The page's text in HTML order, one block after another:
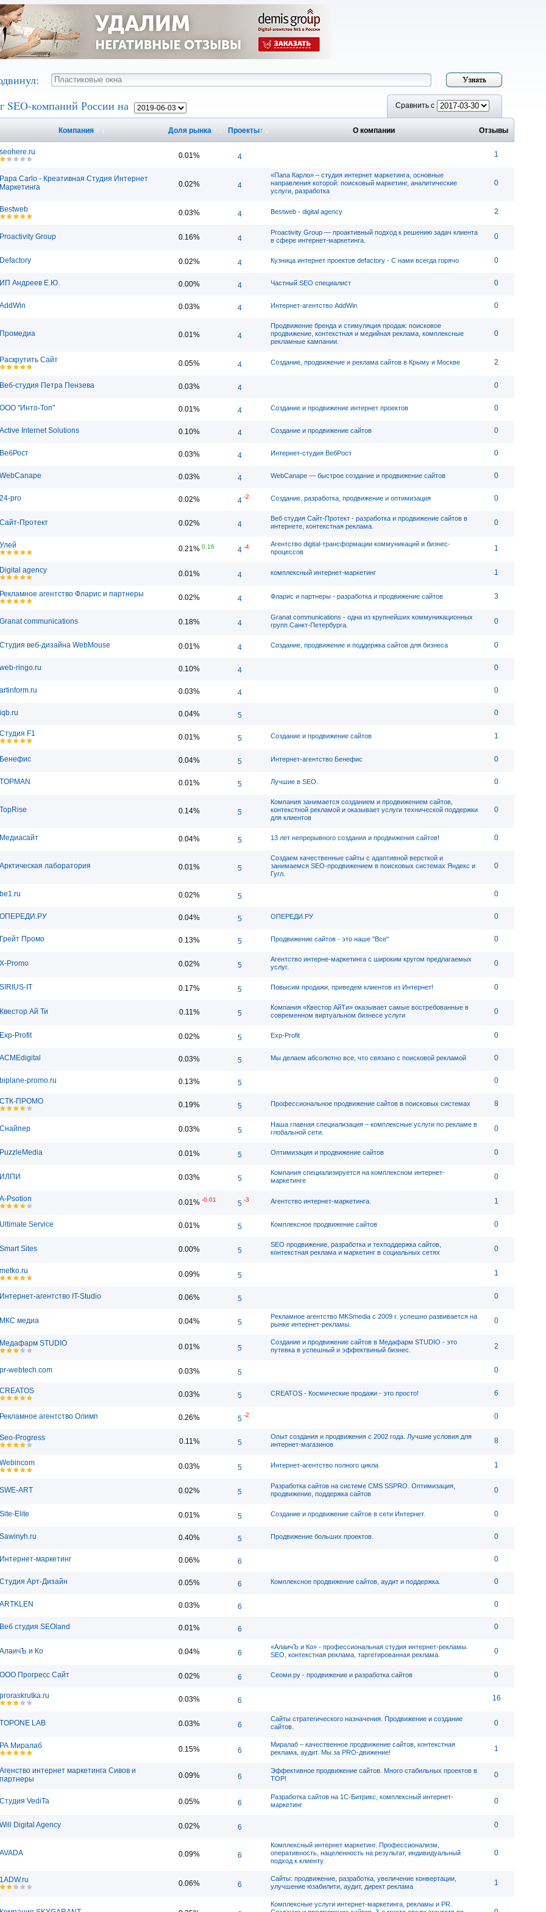
SEO-компаний России на
Сравнить с
Компания Доля рынка Проекты↑ О компании Отзывы
0.01% 4 1
Carlo - Креативная Студия Интернет
0.02% 4
«Папа Карло» – студия интернет маркетинга, основные
направления которой: поисковый маркетинг, аналитические
услуги, разработка
0
0.03% 4 Bestweb - digital agency 2
Group 0.16% 4
Proactivity Group — проактивный подход к решению задач клиента
в сфере интернет-маркетинга.
0
0.02% 4 Кузница интернет проектов defactory - C нами всегда горячо 0
Андреев Е.Ю. 0.00% 4 Частный SEO специалист 0
0.03% 4 Интернет-агентство AddWin 0
0.01% 4
Продвижение бренда и стимуляция продаж: поисковое
продвижение, контекстная и медийная реклама, комплексные
рекламные кампании.
0
Сайт 0.05% 4 Создание, продвижение и реклама сайтов в Крыму и Москве 2
студия Петра Пензева 0.03% 4 0
"Инто-Топ" 0.01% 4 Создание и продвижение интернет проектов 0
Internet Solutions 0.10% 4 Создание и продвижение сайтов 0
0.03% 4 Интернет-студия ВебРост 0
0.03% 4 WebСanape — быстрое создание и продвижение сайтов 0
pro 0.02% 4 -2 Создание, разработка, продвижение и оптимизация 0
Протект 0.02% 4
Веб студия Сайт-Протект - разработка и продвижение сайтов в
интернете, контекстная реклама.
0
0.21% 0.16 4 -4
Агентство digital-трансформации коммуникаций и бизнес-
процессов
1
agency 0.01% 4 комплексный интернет-маркетинг 1
агентство Фларис и партнеры 0.02% 4 Фларис и партнеры - разработка и продвижение сайтов 3
communications 0.18% 4
Granat communications - одна из крупнейших коммуникационных
групп Санкт-Петербурга.
0
веб-дизайна WebMouse 0.01% 4 Создание, продвижение и поддержка сайтов для бизнеса 0
ringo.ru 0.10% 4 0
0.03% 4 0
0.04% 5 0
F1 0.01% 5 Создание и продвижение сайтов 1
0.04% 5 Интернет-агентство Бенефис 0
0.01% 5 Лучшие в SEO. 0
0.14% 5
Компания занимается созданием и продвижением сайтов,
контекстной рекламой и оказывает услуги технической поддержки
для клиентов
0
0.04% 5 13 лет непрерывного создания и продвижения сайтов! 0
лаборатория 0.01% 5
Создаем качественные сайты с адаптивной версткой и
занимаемся SEO-продвижением в поисковых системах Яндекс и
Гугл.
0
0.02% 5 0
0.04% 5 ОПЕРЕДИ.РУ 0
Промо 0.13% 5 Продвижение сайтов - это наше "Все" 0
Promo 0.02% 5
Агентство интерне-маркетинга с широким кругом предлагаемых
услуг.
0
IT 0.17% 5 Повысим продажи, приведем клиентов из Интернет! 0
Ай Ти 0.11% 5
Компания «Квестор АйТи» оказывает самые востребованные в
современном виртуальном бизнесе услуги
0
Profit 0.02% 5 Exp-Profit 0
0.03% 5 Мы делаем абсолютно все, что связано с поисковой рекламой 0
promo.ru 0.13% 5 0
ПРОМО 0.19% 5 Профессиональное продвижение сайтов в поисковых системах 8
0.03% 5
Наша главная специализация – комплексные услуги по рекламе в
глобальной сети.
0
0.01% 5 Оптимизация и продвижение сайтов 0
0.03% 5
Компания специализируется на комплексном интернет-
маркетинге
0
Psotion 0.01% -0.01 5 -3 Агентство интернет-маркетинга. 1
Service 0.01% 5 Комплексное продвижение сайтов 0
Sites 0.00% 5
SEO продвижение, разработка и техподдержка сайтов,
контекстная реклама и маркетинг в социальных сетях
0
0.09% 5 1
агентство IT-Studio 0.06% 5 0
медиа 0.04% 5
Рекламное агентство MKSmedia с 2009 г. успешно развивается на
рынке интернет-рекламы.
0
STUDIO 0.01% 5
Создание и продвижение сайтов в Медафарм STUDIO - это
путевка в успешный и эффектвиный бизнес.
2
webtech.com 0.03% 5 0
0.03% 5 CREATOS - Космические продажи - это просто! 6
агентство Олимп 0.26% 5 -2 0
Progress 0.11% 5
Опыт создания и продвижения с 2002 года. Лучшие условия для
интернет-магазинов
8
0.03% 5 Интернет-агентство полного цикла 1
ART 0.02% 5
Разработка сайтов на системе CMS SSPRO. Оптимизация,
продвижение, поддержка сайтов
0
Elite 0.01% 5 Создание и продвижение сайтов в сети Интернет. 0
0.40% 5 Продвижение больших проектов. 0
маркетинг 0.06% 6 0
Арт-Дизайн 0.05% 6 Комплексное продвижение сайтов, аудит и поддержка. 0
0.03% 6 0
студия SEOland 0.01% 6 0
и Ко 0.04% 6
«АлаичЪ и Ко» - профессиональная студия интернет-рекламы.
SEO, контекстная реклама, таргетированная реклама.
0
Прогресс Сайт 0.02% 6 Сеоми.ру - продвижение и разработка сайтов 0
0.03% 6 16
LAB 0.03% 6
Сайты стратегического назначения. Продвижение и создание
сайтов.
0
Миралаб 0.15% 6
Миралаб – качественное продвижение сайтов, контекстная
реклама, аудит. Мы за PRO-движение!
1
интернет маркетинга Сивов и
0.09% 6
Эффективное продвижение сайтов. Много стабильных проектов в
TOP!
0
VediTa 0.05% 6
Разработка сайтов на 1С-Битрикс, комплексный интернет-
маркетинг
0
Digital Agency 0.02% 6 0
0.09% 6
Комплексный интернет маркетинг. Профессионализм,
оперативность, нацеленность на результат, индивидуальный
подход к клиенту.
0
0.06% 6
Сайты: продвижение, разработка, увеличение конвертации,
улучшение юзабилити, аудит, директ реклама
1
Комплексные услуги интернет-маркетинга, рекламы и PR.